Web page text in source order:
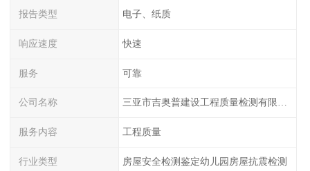
报告类型 电子、纸质
响应速度 快速
服务 可靠
公司名称 三亚市吉奥普建设工程质量检测有限公司陕西分公司
服务内容 工程质量
行业类型 房屋安全检测鉴定幼儿园房屋抗震检测